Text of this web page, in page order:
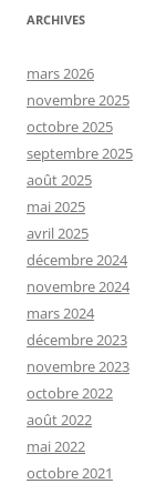
ARCHIVES
mars 2026
novembre 2025
octobre 2025
septembre 2025
août 2025
mai 2025
avril 2025
décembre 2024
novembre 2024
mars 2024
décembre 2023
novembre 2023
octobre 2022
août 2022
mai 2022
octobre 2021